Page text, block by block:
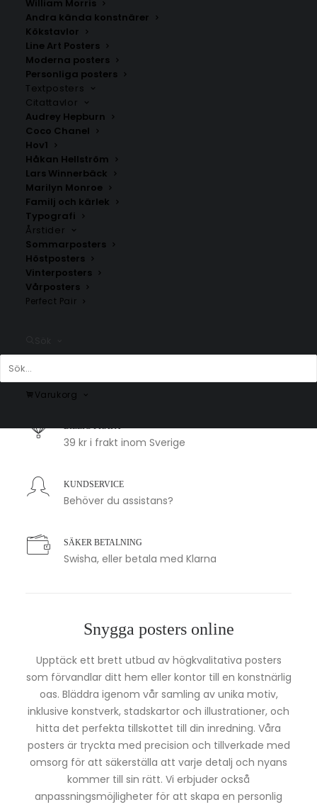
William Morris
Andra kända konstnärer
Kökstavlor
Line Art Posters
Moderna posters
Personliga posters
Textposters
Citattavlor
Audrey Hepburn
Coco Chanel
Hov1
Håkan Hellström
Lars Winnerbäck
Marilyn Monroe
Familj och kärlek
Typografi
Årstider
Sommarposters
Höstposters
Vinterposters
Vårposters
Perfect Pair
Varukorg
Kärlekskarta över Götaland
Fr. 200.00kr
Hovshaga
Fr.200.00
1-2 arbetsdagar
BILLIG FRAKT
39 kr i frakt inom Sverige
KUNDSERVICE
Behöver du assistans?
SÄKER BETALNING
Swisha, eller betala med Klarna
Snygga posters online
Upptäck ett brett utbud av högkvalitativa posters
som förvandlar ditt hem eller kontor till en konstnärlig
oas. Bläddra igenom vår samling av unika motiv,
inklusive konstverk, stadskartor och illustrationer, och
hitta det perfekta tillskottet till din inredning. Våra
posters är tryckta med precision och tillverkade med
omsorg för att säkerställa att varje detalj och nyans
kommer till sin rätt. Vi erbjuder också
anpassningsmöjligheter för att skapa en personlig